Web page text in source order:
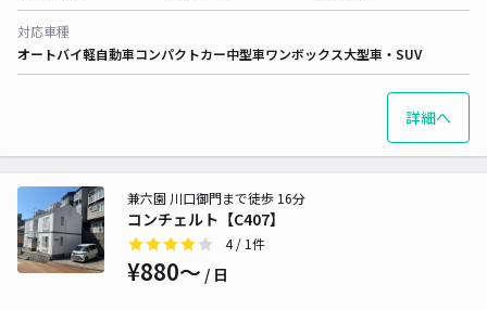
対応車種
オートバイ軽自動車コンパクトカー中型車ワンボックス大型車・SUV
詳細へ
コンチェルト【C407】
兼六園 川口御門まで徒歩 16分
4/ 1件
¥880〜 / 日